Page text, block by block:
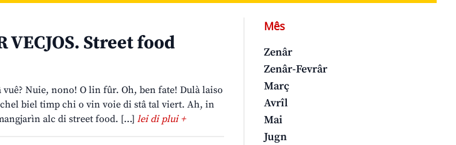
VECJOS. Street food
Nuie, nono! O lin fûr. Oh, ben fate! Dulà laiso
biel timp chi o vin voie di stâ tal viert. Ah, in
alc di street food. […] lei di plui +
Mês
Zenâr
Zenâr-Fevrâr
Març
Avrîl
Mai
Jugn